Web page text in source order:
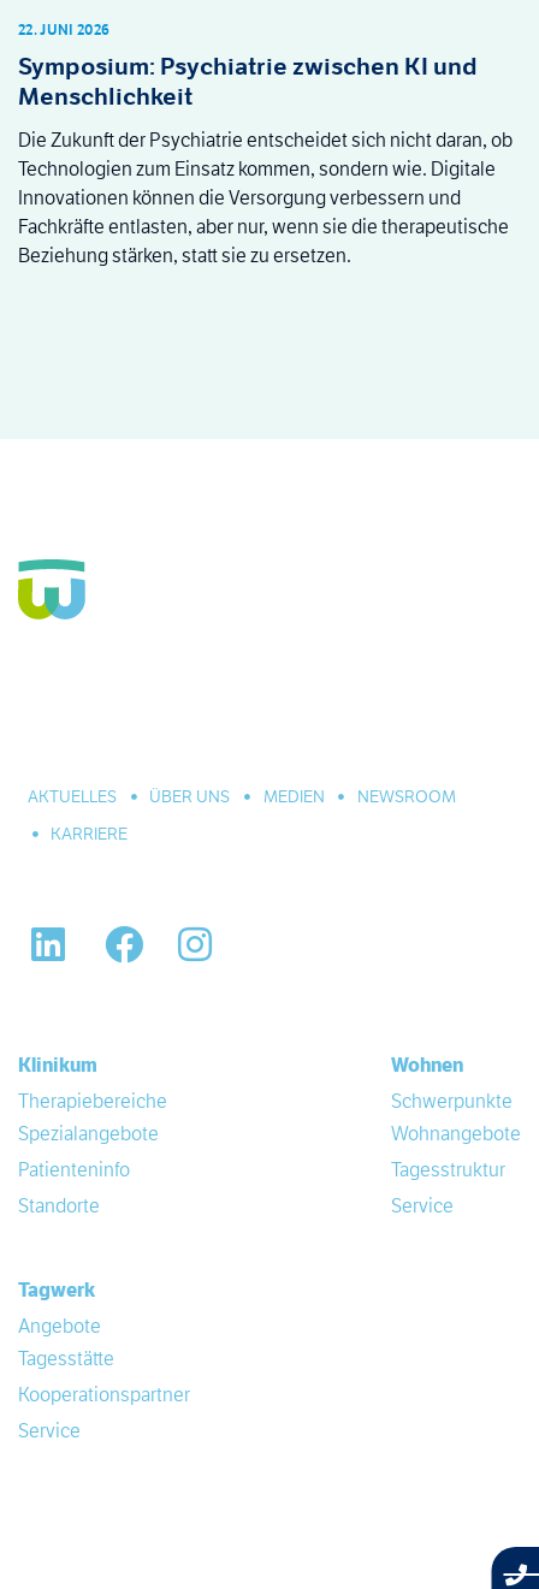
Symposium: Psychiatrie zwischen KI und
Menschlichkeit
22. JUNI 2026
Die Zukunft der Psychiatrie entscheidet sich nicht daran, ob
Technologien zum Einsatz kommen, sondern wie. Digitale
Innovationen können die Versorgung verbessern und
Fachkräfte entlasten, aber nur, wenn sie die therapeutische
Beziehung stärken, statt sie zu ersetzen.
AKTUELLES ÜBER UNS MEDIEN
NEWSROOM
KARRIERE
LinkedIn Facebook
Klinikum
Therapiebereiche
Spezialangebote
Patienteninfo
Standorte
Wohnen
Schwerpunkte
Wohnangebote
Tagesstruktur
Service
Tagwerk
Angebote
Tagesstätte
Kooperationspartner
Service